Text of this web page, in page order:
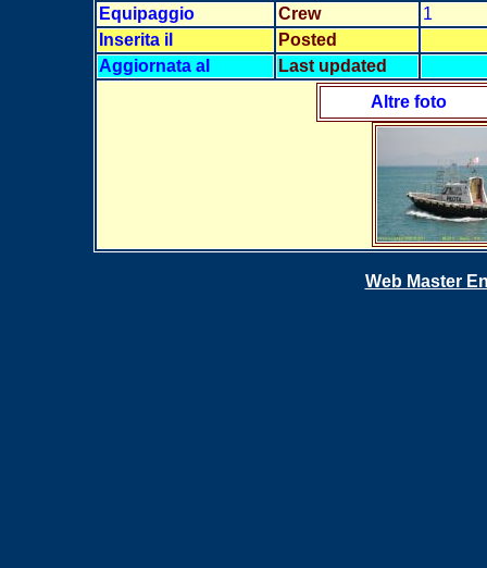
Equipaggio
Crew
1
Inserita il
Posted
Aggiornata al
Last updated
Altre foto
Web Master